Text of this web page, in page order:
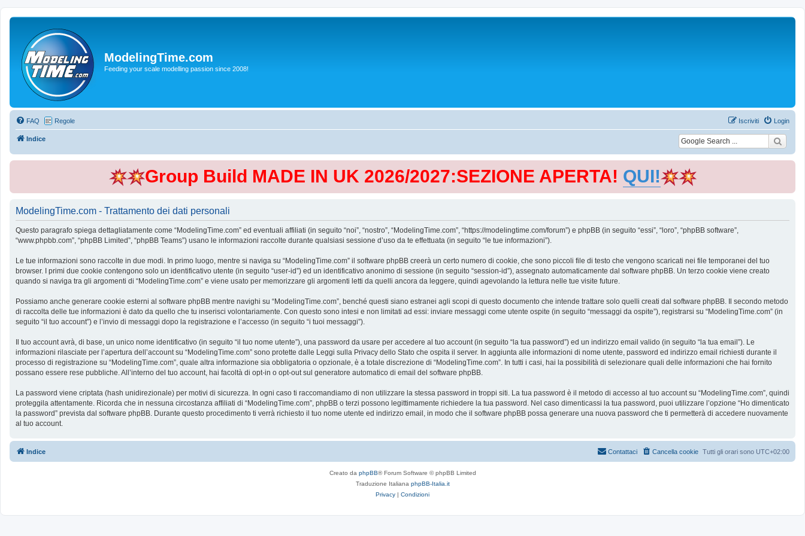
ModelingTime.com
Feeding your scale modelling passion since 2008!
FAQ Regole Login
Iscriviti
Indice
Group Build MADE IN UK 2026/2027:SEZIONE APERTA! QUI!
ModelingTime.com - Trattamento dei dati personali
Questo paragrafo spiega dettagliatamente come “ModelingTime.com” ed eventuali affiliati (in seguito “noi”, “nostro”, “ModelingTime.com”, “https://modelingtime.com/forum”) e phpBB (in seguito “essi”, “loro”, “phpBB software”,
“www.phpbb.com”, “phpBB Limited”, “phpBB Teams”) usano le informazioni raccolte durante qualsiasi sessione d’uso da te effettuata (in seguito “le tue informazioni”).
Le tue informazioni sono raccolte in due modi. In primo luogo, mentre si naviga su “ModelingTime.com” il software phpBB creerà un certo numero di cookie, che sono piccoli file di testo che vengono scaricati nei file temporanei del tuo
browser. I primi due cookie contengono solo un identificativo utente (in seguito “user-id”) ed un identificativo anonimo di sessione (in seguito “session-id”), assegnato automaticamente dal software phpBB. Un terzo cookie viene creato
quando si naviga tra gli argomenti di “ModelingTime.com” e viene usato per memorizzare gli argomenti letti da quelli ancora da leggere, quindi agevolando la lettura nelle tue visite future.
Possiamo anche generare cookie esterni al software phpBB mentre navighi su “ModelingTime.com”, benché questi siano estranei agli scopi di questo documento che intende trattare solo quelli creati dal software phpBB. Il secondo metodo
di raccolta delle tue informazioni è dato da quello che tu inserisci volontariamente. Con questo sono intesi e non limitati ad essi: inviare messaggi come utente ospite (in seguito “messaggi da ospite”), registrarsi su “ModelingTime.com” (in
seguito “il tuo account”) e l’invio di messaggi dopo la registrazione e l’accesso (in seguito “i tuoi messaggi”).
Il tuo account avrà, di base, un unico nome identificativo (in seguito “il tuo nome utente”), una password da usare per accedere al tuo account (in seguito “la tua password”) ed un indirizzo email valido (in seguito “la tua email”). Le
informazioni rilasciate per l’apertura dell’account su “ModelingTime.com” sono protette dalle Leggi sulla Privacy dello Stato che ospita il server. In aggiunta alle informazioni di nome utente, password ed indirizzo email richiesti durante il
processo di registrazione su “ModelingTime.com”, quale altra informazione sia obbligatoria o opzionale, è a totale discrezione di “ModelingTime.com”. In tutti i casi, hai la possibilità di selezionare quali delle informazioni che hai fornito
possano essere rese pubbliche. All’interno del tuo account, hai facoltà di opt-in o opt-out sul generatore automatico di email del software phpBB.
La password viene criptata (hash unidirezionale) per motivi di sicurezza. In ogni caso ti raccomandiamo di non utilizzare la stessa password in troppi siti. La tua password è il metodo di accesso al tuo account su “ModelingTime.com”, quindi
proteggila attentamente. Ricorda che in nessuna circostanza affiliati di “ModelingTime.com”, phpBB o terzi possono legittimamente richiedere la tua password. Nel caso dimenticassi la tua password, puoi utilizzare l’opzione “Ho dimenticato
la password” prevista dal software phpBB. Durante questo procedimento ti verrà richiesto il tuo nome utente ed indirizzo email, in modo che il software phpBB possa generare una nuova password che ti permetterà di accedere nuovamente
al tuo account.
Indice Tutti gli orari sono UTC+02:00
Cancella cookie
Contattaci
Creato da phpBB® Forum Software © phpBB Limited
Traduzione Italiana phpBB-Italia.it
Privacy | Condizioni